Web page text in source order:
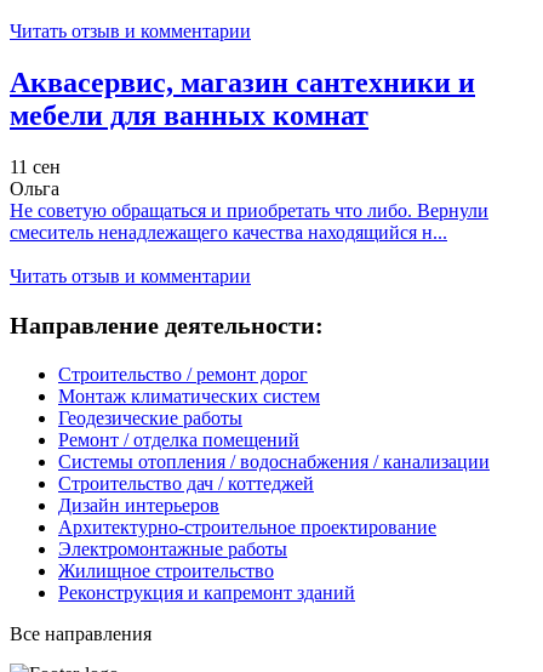
Читать отзыв и комментарии
Аквасервис, магазин сантехники и
мебели для ванных комнат
11 сен
Ольга
Не советую обращаться и приобретать что либо. Вернули
смеситель ненадлежащего качества находящийся н...
Читать отзыв и комментарии
Направление деятельности:
Строительство / ремонт дорог
Монтаж климатических систем
Геодезические работы
Ремонт / отделка помещений
Системы отопления / водоснабжения / канализации
Строительство дач / коттеджей
Дизайн интерьеров
Архитектурно-строительное проектирование
Электромонтажные работы
Жилищное строительство
Реконструкция и капремонт зданий
Все направления